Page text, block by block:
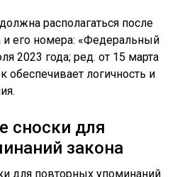
располагаться после
и его номера: «Федеральный
2023 года; ред. от 15 марта
обеспечивает логичность и
сноски для
закона